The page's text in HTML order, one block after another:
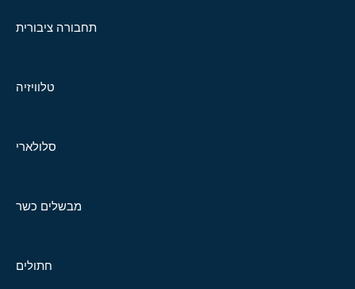
תחבורה ציבורית
טלוויזיה
סלולארי
מבשלים כשר
חתולים